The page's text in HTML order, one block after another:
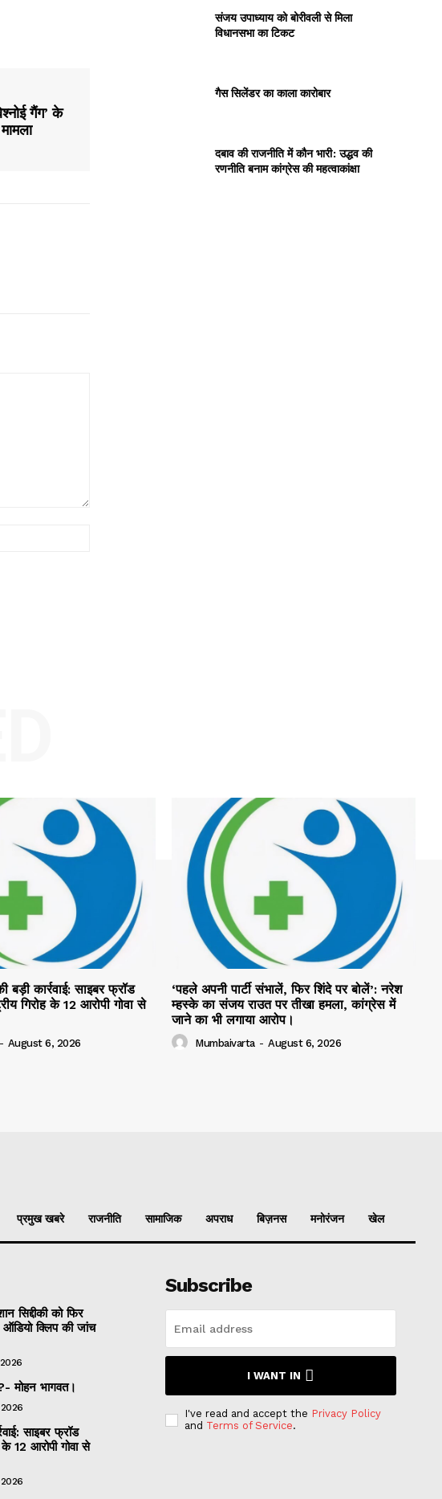
गैंग’ के
संजय उपाध्याय को बोरीवली से मिला
विधानसभा का टिकट
गैस सिलेंडर का काला कारोबार
दबाव की राजनीति में कौन भारी: उद्धव की
रणनीति बनाम कांग्रेस की महत्वाकांक्षा
बड़ी कार्रवाई: साइबर फ्रॉड
गिरोह के 12 आरोपी गोवा से
- August 6, 2026
‘पहले अपनी पार्टी संभालें, फिर शिंदे पर बोलें’: नरेश
म्हस्के का संजय राउत पर तीखा हमला, कांग्रेस में
जाने का भी लगाया आरोप।
Mumbaivarta - August 6, 2026
प्रमुख खबरे राजनीति सामाजिक अपराध बिज़नस मनोरंजन खेल
सिद्दीकी को फिर
क्लिप की जांच
मोहन भागवत।
साइबर फ्रॉड
12 आरोपी गोवा से
Subscribe
I WANT IN
I've read and accept the Privacy Policy
and Terms of Service.